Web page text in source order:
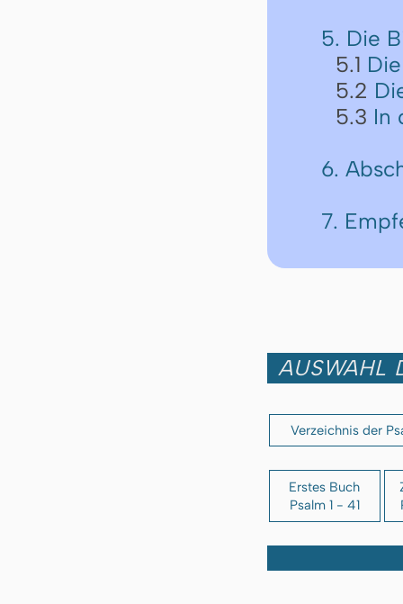
5. Die
5.1
5.2
5.3 In
6.
7.
AUSWAHL
Verzeichnis der
Erstes Buch
Psalm 1 - 41